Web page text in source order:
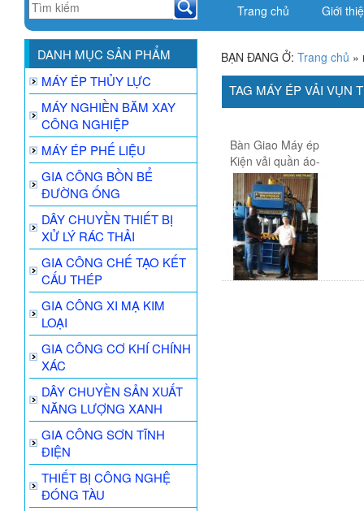
Trang chủ Giới
DANH MỤC SẢN PHẨM
MÁY ÉP THỦY LỰC
MÁY NGHIỀN BĂM XAY
CÔNG NGHIỆP
MÁY ÉP PHẾ LIỆU
GIA CÔNG BỒN BỂ
ĐƯỜNG ỐNG
DÂY CHUYỀN THIẾT BỊ
XỬ LÝ RÁC THẢI
GIA CÔNG CHẾ TẠO KẾT
CẤU THÉP
GIA CÔNG XI MẠ KIM
LOẠI
GIA CÔNG CƠ KHÍ CHÍNH
XÁC
DÂY CHUYỀN SẢN XUẤT
NĂNG LƯỢNG XANH
GIA CÔNG SƠN TĨNH
ĐIỆN
THIẾT BỊ CÔNG NGHỆ
ĐÓNG TÀU
BẠN ĐANG Ở:Trang chủ »
TAG MÁY ÉP VẢI VỤN
Bàn Giao Máy ép
Kiện vải quần áo-
Khách hàng
Nigeria 06-2019